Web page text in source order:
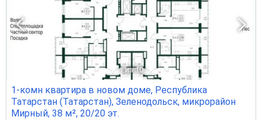
1 из 10
1-комн квартира в новом доме, Республика
Татарстан (Татарстан), Зеленодольск, микрорайон
Мирный, 38 м², 20/20 эт.